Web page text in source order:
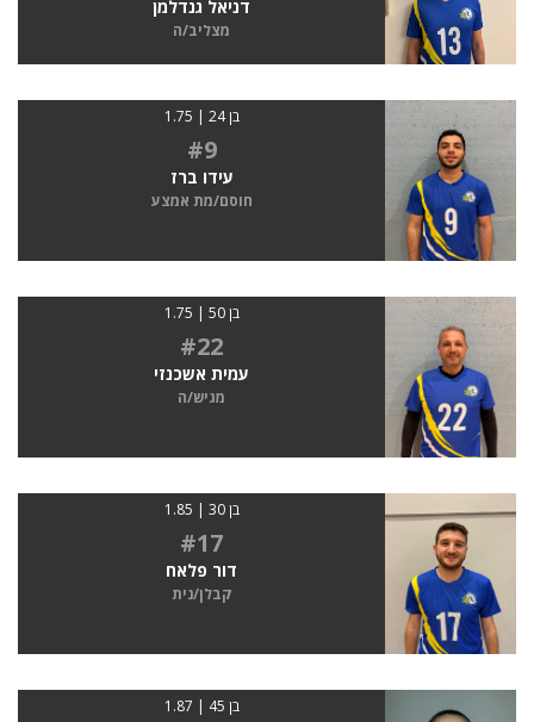
דניאל גנדלמן
מצליב/ה
בן 24 | 1.75
#9
עידו ברז
חוסם/מת אמצע
בן 50 | 1.75
#22
עמית אשכנזי
מגיש/ה
בן 30 | 1.85
#17
דור פלאח
קבלן/נית
בן 45 | 1.87